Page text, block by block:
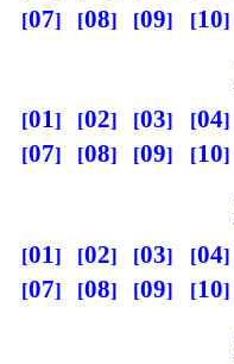
07
08 09 10
01 02 03 04
07
08 09 10
01 02 03 04
07
08 09 10